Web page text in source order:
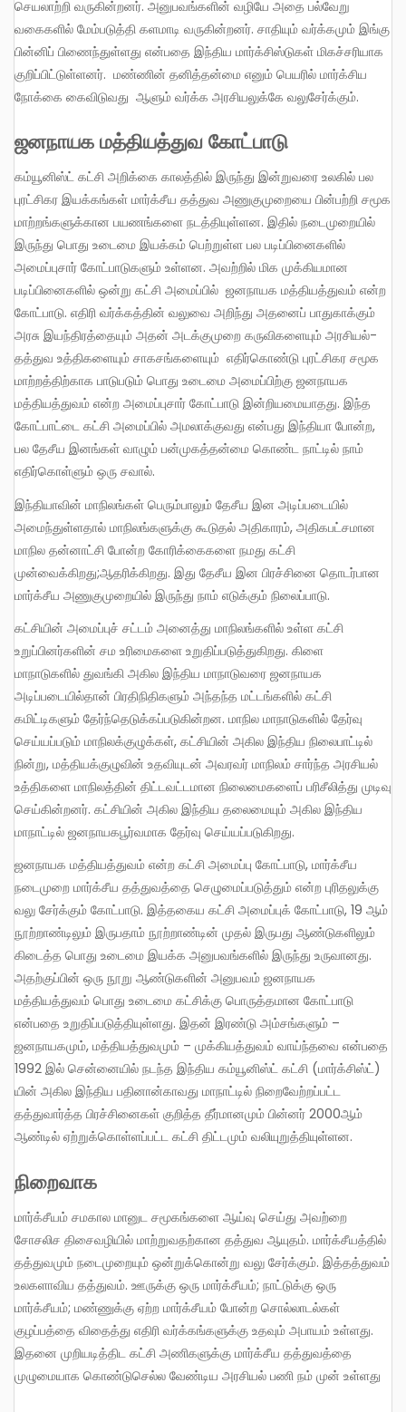
செயலாற்றி வருகின்றனர். அனுபவங்களின் வழியே அதை பல்வேறு
வகைகளில் மேம்படுத்தி களமாடி வருகின்றனர். சாதியும் வர்க்கமும் இங்கு
பின்னிப் பிணைந்துள்ளது என்பதை இந்திய மார்க்சிஸ்டுகள் மிகச்சரியாக
குறிப்பிட்டுள்ளனர். மண்ணின் தனித்தன்மை எனும் பெயரில் மார்க்சிய
நோக்கை கைவிடுவது ஆளும் வர்க்க அரசியலுக்கே வலுசேர்க்கும்.
ஜனநாயக மத்தியத்துவ கோட்பாடு
கம்யூனிஸ்ட் கட்சி அறிக்கை காலத்தில் இருந்து இன்றுவரை உலகில் பல
புரட்சிகர இயக்கங்கள் மார்க்சீய தத்துவ அணுகுமுறையை பின்பற்றி சமூக
மாற்றங்களுக்கான பயணங்களை நடத்தியுள்ளன. இதில் நடைமுறையில்
இருந்து பொது உடைமை இயக்கம் பெற்றுள்ள பல படிப்பினைகளில்
அமைப்புசார் கோட்பாடுகளும் உள்ளன. அவற்றில் மிக முக்கியமான
படிப்பினைகளில் ஒன்று கட்சி அமைப்பில் ஜனநாயக மத்தியத்துவம் என்ற
கோட்பாடு. எதிரி வர்க்கத்தின் வலுவை அறிந்து அதனைப் பாதுகாக்கும்
அரசு இயந்திரத்தையும் அதன் அடக்குமுறை கருவிகளையும் அரசியல்-
தத்துவ உத்திகளையும் சாகசங்களையும் எதிர்கொண்டு புரட்சிகர சமூக
மாற்றத்திற்காக பாடுபடும் பொது உடைமை அமைப்பிற்கு ஜனநாயக
மத்தியத்துவம் என்ற அமைப்புசார் கோட்பாடு இன்றியமையாதது. இந்த
கோட்பாட்டை கட்சி அமைப்பில் அமலாக்குவது என்பது இந்தியா போன்ற,
பல தேசீய இனங்கள் வாழும் பன்முகத்தன்மை கொண்ட நாட்டில் நாம்
எதிர்கொள்ளும் ஒரு சவால்.
இந்தியாவின் மாநிலங்கள் பெரும்பாலும் தேசீய இன அடிப்படையில்
அமைந்துள்ளதால் மாநிலங்களுக்கு கூடுதல் அதிகாரம், அதிகபட்சமான
மாநில தன்னாட்சி போன்ற கோரிக்கைகளை நமது கட்சி
முன்வைக்கிறது;ஆதரிக்கிறது. இது தேசீய இன பிரச்சினை தொடர்பான
மார்க்சீய அணுகுமுறையில் இருந்து நாம் எடுக்கும் நிலைப்பாடு.
கட்சியின் அமைப்புச் சட்டம் அனைத்து மாநிலங்களில் உள்ள கட்சி
உறுப்பினர்களின் சம உரிமைகளை உறுதிப்படுத்துகிறது. கிளை
மாநாடுகளில் துவங்கி அகில இந்திய மாநாடுவரை ஜனநாயக
அடிப்படையில்தான் பிரதிநிதிகளும் அந்தந்த மட்டங்களில் கட்சி
கமிட்டிகளும் தேர்ந்தெடுக்கப்படுகின்றன. மாநில மாநாடுகளில் தேர்வு
செய்யப்படும் மாநிலக்குழுக்கள், கட்சியின் அகில இந்திய நிலைபாட்டில்
நின்று, மத்தியக்குழுவின் உதவியுடன் அவரவர் மாநிலம் சார்ந்த அரசியல்
உத்திகளை மாநிலத்தின் திட்டவட்டமான நிலைமைகளைப் பரிசீலித்து முடிவு
செய்கின்றனர். கட்சியின் அகில இந்திய தலைமையும் அகில இந்திய
மாநாட்டில் ஜனநாயகபூர்வமாக தேர்வு செய்யப்படுகிறது.
ஜனநாயக மத்தியத்துவம் என்ற கட்சி அமைப்பு கோட்பாடு, மார்க்சீய
நடைமுறை மார்க்சீய தத்துவத்தை செழுமைப்படுத்தும் என்ற புரிதலுக்கு
வலு சேர்க்கும் கோட்பாடு. இத்தகைய கட்சி அமைப்புக் கோட்பாடு, 19 ஆம்
நூற்றாண்டிலும் இருபதாம் நூற்றாண்டின் முதல் இருபது ஆண்டுகளிலும்
கிடைத்த பொது உடைமை இயக்க அனுபவங்களில் இருந்து உருவானது.
அதற்குப்பின் ஒரு நூறு ஆண்டுகளின் அனுபவம் ஜனநாயக
மத்தியத்துவம் பொது உடைமை கட்சிக்கு பொருத்தமான கோட்பாடு
என்பதை உறுதிப்படுத்தியுள்ளது. இதன் இரண்டு அம்சங்களும் –
ஜனநாயகமும், மத்தியத்துவமும் – முக்கியத்துவம் வாய்ந்தவை என்பதை
1992 இல் சென்னையில் நடந்த இந்திய கம்யூனிஸ்ட் கட்சி (மார்க்சிஸ்ட்)
யின் அகில இந்திய பதினான்காவது மாநாட்டில் நிறைவேற்றப்பட்ட
தத்துவார்த்த பிரச்சினைகள் குறித்த தீர்மானமும் பின்னர் 2000ஆம்
ஆண்டில் ஏற்றுக்கொள்ளப்பட்ட கட்சி திட்டமும் வலியுறுத்தியுள்ளன.
நிறைவாக
மார்க்சீயம் சமகால மானுட சமூகங்களை ஆய்வு செய்து அவற்றை
சோசலிச திசைவழியில் மாற்றுவதற்கான தத்துவ ஆயுதம். மார்க்சீயத்தில்
தத்துவமும் நடைமுறையும் ஒன்றுக்கொன்று வலு சேர்க்கும். இத்தத்துவம்
உலகளாவிய தத்துவம். ஊருக்கு ஒரு மார்க்சீயம்; நாட்டுக்கு ஒரு
மார்க்சீயம்; மண்ணுக்கு ஏற்ற மார்க்சீயம் போன்ற சொல்லாடல்கள்
குழப்பத்தை விதைத்து எதிரி வர்க்கங்களுக்கு உதவும் அபாயம் உள்ளது.
இதனை முறியடித்திட கட்சி அணிகளுக்கு மார்க்சீய தத்துவத்தை
முழுமையாக கொண்டுசெல்ல வேண்டிய அரசியல் பணி நம் முன் உள்ளது